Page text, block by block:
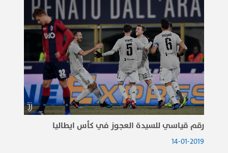
رقم قياسي للسيدة العجوز في كأس ايطاليا
14-01-2019